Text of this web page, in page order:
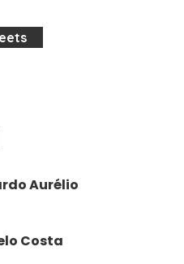
Aurélio
Costa